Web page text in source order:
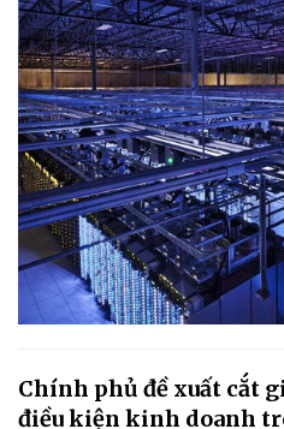
Chính phủ đề xuất cắt
điều kiện kinh doanh